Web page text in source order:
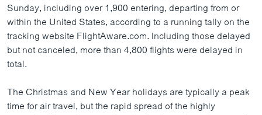
Sunday, including over 1,900 entering, departing from or
within the United States, according to a running tally on the
tracking website FlightAware.com. Including those delayed
but not canceled, more than 4,800 flights were delayed in
total.
The Christmas and New Year holidays are typically a peak
time for air travel, but the rapid spread of the highly